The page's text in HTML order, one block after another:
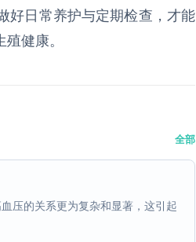
好日常养护与定期检查，才能
健康。
全部
压的关系更为复杂和显著，这引起